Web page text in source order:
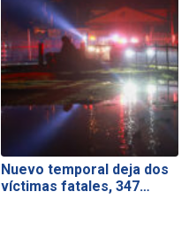
Nuevo temporal deja dos
víctimas fatales, 347…